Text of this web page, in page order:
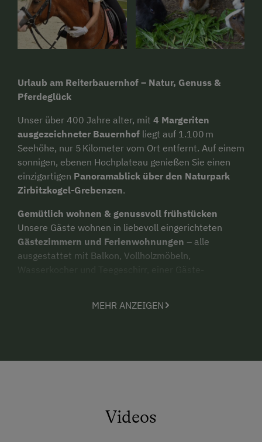
Urlaub am Reiterbauernhof – Natur, Genuss &
Pferdeglück
Unser über 400 Jahre alter, mit 4 Margeriten
ausgezeichneter Bauernhof liegt auf 1.100 m
Seehöhe, nur 5 Kilometer vom Ort entfernt. Auf einem
sonnigen, ebenen Hochplateau genießen Sie einen
einzigartigen Panoramablick über den Naturpark
Zirbitzkogel-Grebenzen.
Gemütlich wohnen & genussvoll frühstücken
Unsere Gäste wohnen in liebevoll eingerichteten
Gästezimmern und Ferienwohnungen – alle
ausgestattet mit Balkon, Vollholzmöbeln,
Wasserkocher und Teegeschirr, einer Gäste-
Für Ihr leibliches Wohl ist bestens gesorgt: Die
Bei uns fühlen sich auch die kleinen Gäste rundum
MEHR ANZEIGEN
Videos